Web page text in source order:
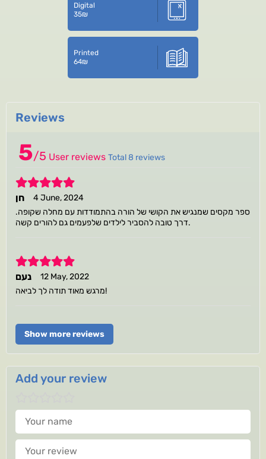
Digital
35₪
Printed
64₪
Reviews
5/5 User reviews Total 8 reviews
5
חן
4 June, 2024
ספר מקסים שמנגיש את הקושי של הורה בהתמודדות עם מחלה שקופה.
דרך טובה להסביר לילדים שלפעמים גם להורים קשה.
5
נעם
12 May, 2022
מרגש מאוד תודה לך לביאה!
Show more reviews
Add your review
Your name
Your review